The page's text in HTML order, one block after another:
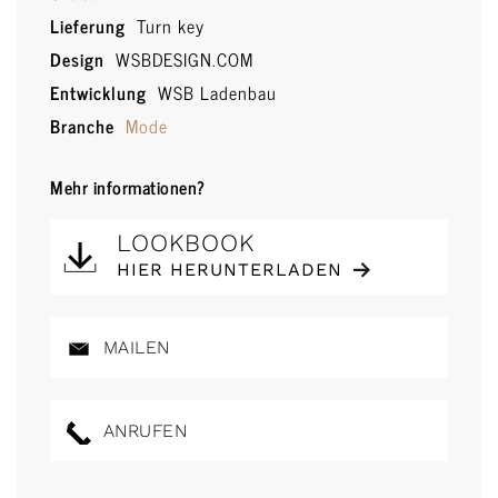
Lieferung Turn key
Design WSBDESIGN.COM
Entwicklung WSB Ladenbau
Branche Mode
Mehr informationen?
LOOKBOOK
HIER HERUNTERLADEN
MAILEN
ANRUFEN